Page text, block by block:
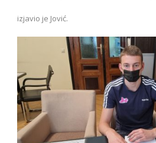
izjavio je Jović.